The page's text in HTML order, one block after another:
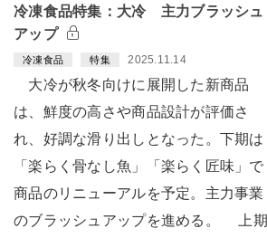
冷凍食品特集：大冷 主力ブラッシュ
アップ
冷凍食品 特集 2025.11.14
大冷が秋冬向けに展開した新商品
は、鮮度の高さや商品設計が評価さ
れ、好調な滑り出しとなった。下期は
「楽らく骨なし魚」「楽らく匠味」で
商品のリニューアルを予定。主力事業
のブラッシュアップを進める。 上期